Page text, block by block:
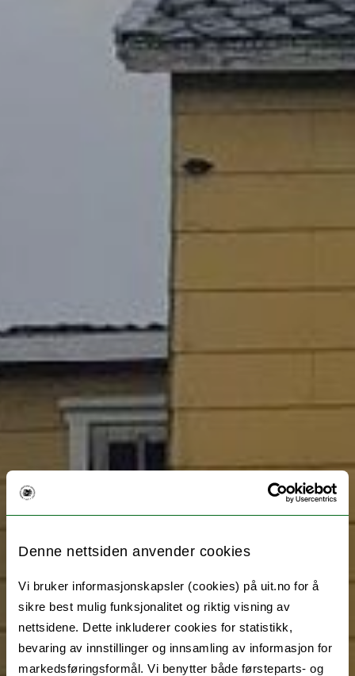
Denne nettsiden anvender cookies
Vi bruker informasjonskapsler (cookies) på uit.no for å
sikre best mulig funksjonalitet og riktig visning av
nettsidene. Dette inkluderer cookies for statistikk,
bevaring av innstillinger og innsamling av informasjon for
markedsføringsformål. Vi benytter både førsteparts- og